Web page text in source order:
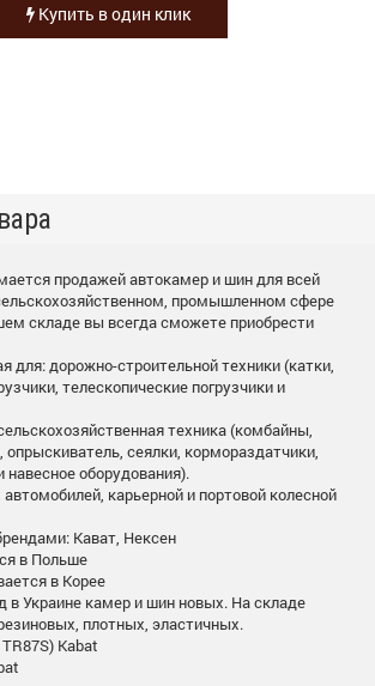
Купить в один клик
продажей автокамер и шин для всей
промышленном сфере
складе вы всегда сможете приобрести
для: дорожно-строительной техники (катки,
телескопические погрузчики и
техника (комбайны,
опрыскиватель, сеялки, кормораздатчики,
оборудования).
карьерной и портовой колесной
Кават, Нексен
в Польше
в Корее
Украине камер и шин новых. На складе
плотных, эластичных.
Kabat